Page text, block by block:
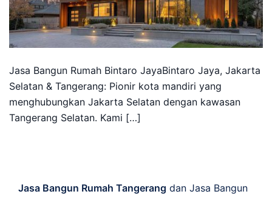
Jasa Bangun Rumah Bintaro JayaBintaro Jaya, Jakarta
Selatan & Tangerang: Pionir kota mandiri yang
menghubungkan Jakarta Selatan dengan kawasan
Tangerang Selatan. Kami […]
Jasa Bangun Rumah Tangerang dan Jasa Bangun